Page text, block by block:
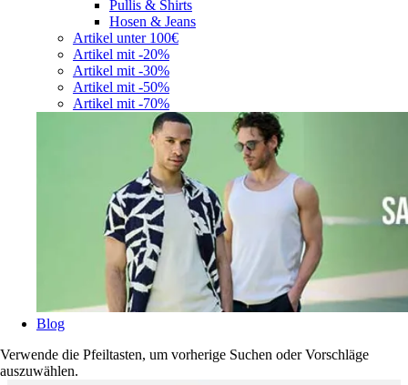
Pullis & Shirts
Hosen & Jeans
Artikel unter 100€
Artikel mit -20%
Artikel mit -30%
Artikel mit -50%
Artikel mit -70%
Blog
Verwende die Pfeiltasten, um vorherige Suchen oder Vorschläge
auszuwählen.